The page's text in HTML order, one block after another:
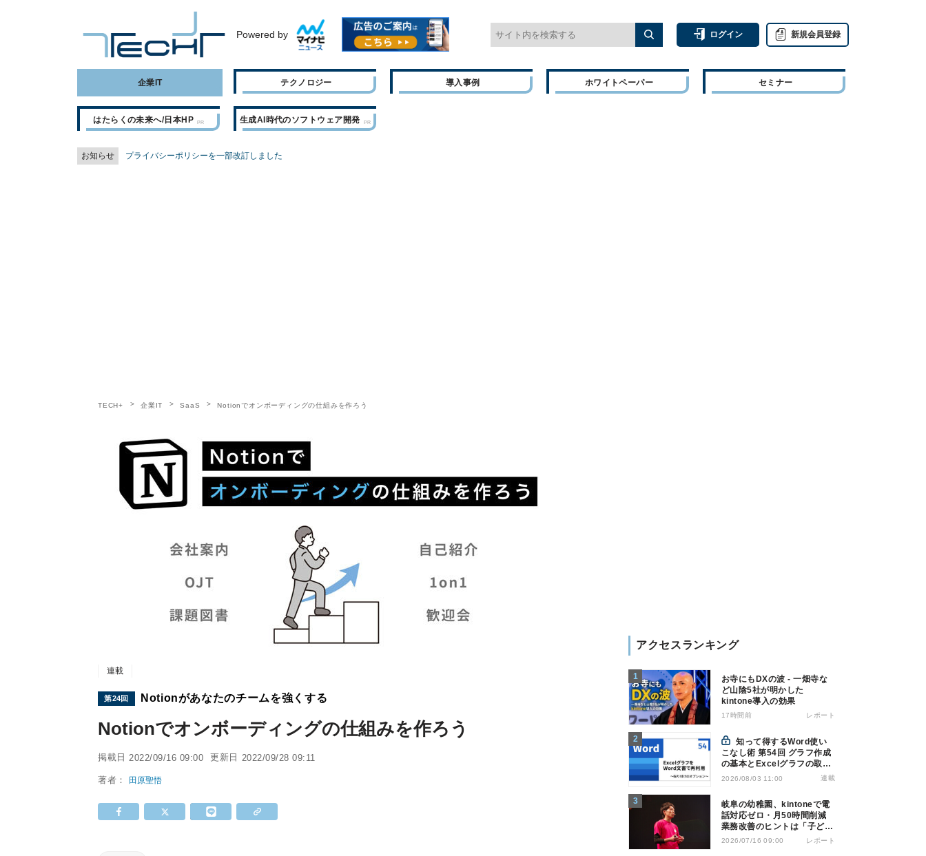
Powered by ログイン 新規会員登録
企業IT テクノロジー 導入事例 ホワイトペーパー セミナー
はたらくの未来へ/日本HP 生成AI時代のソフトウェア開発
お知らせ プライバシーポリシーを一部改訂しました
TECH+ 企業IT SaaS Notionでオンボーディングの仕組みを作ろう
連載
第24回 Notionがあなたのチームを強くする
Notionでオンボーディングの仕組みを作ろう
掲載日 2022/09/16 09:00 更新日 2022/09/28 09:11
著者： 田原聖悟
アクセスランキング
お寺にもDXの波 - 一畑寺な
ど山陰5社が明かした
kintone導入の効果
17時間前 レポート
知って得するWord使い
こなし術 第54回 グラフ作成
の基本とExcelグラフの取り
込み方法
2026/08/03 11:00 連載
岐阜の幼稚園、kintoneで電
話対応ゼロ・月50時間削減
業務改善のヒントは「子ども
の遊び」
2026/07/16 09:00 レポート